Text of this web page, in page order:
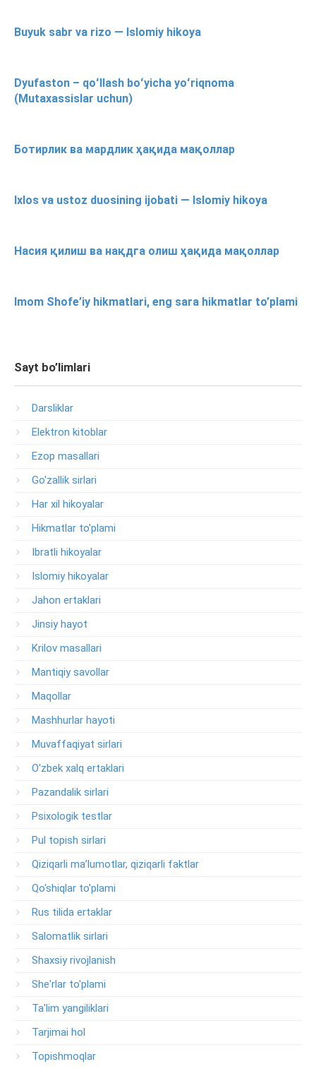
Buyuk sabr va rizo — Islomiy hikoya
Dyufaston – qoʻllash boʻyicha yoʻriqnoma
(Mutaxassislar uchun)
Ботирлик ва мардлик ҳақида мақоллар
Ixlos va ustoz duosining ijobati — Islomiy hikoya
Насия қилиш ва нақдга олиш ҳақида мақоллар
Imom Shofe’iy hikmatlari, eng sara hikmatlar to’plami
Sayt bo’limlari
Darsliklar
Elektron kitoblar
Ezop masallari
Go'zallik sirlari
Har xil hikoyalar
Hikmatlar to'plami
Ibratli hikoyalar
Islomiy hikoyalar
Jahon ertaklari
Jinsiy hayot
Krilov masallari
Mantiqiy savollar
Maqollar
Mashhurlar hayoti
Muvaffaqiyat sirlari
O'zbek xalq ertaklari
Pazandalik sirlari
Psixologik testlar
Pul topish sirlari
Qiziqarli ma’lumotlar, qiziqarli faktlar
Qo'shiqlar to'plami
Rus tilida ertaklar
Salomatlik sirlari
Shaxsiy rivojlanish
She'rlar to'plami
Ta'lim yangiliklari
Tarjimai hol
Topishmoqlar